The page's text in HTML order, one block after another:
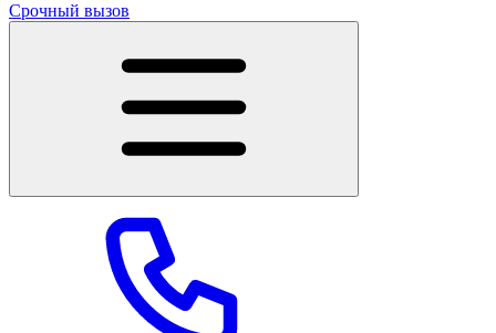
Срочный вызов